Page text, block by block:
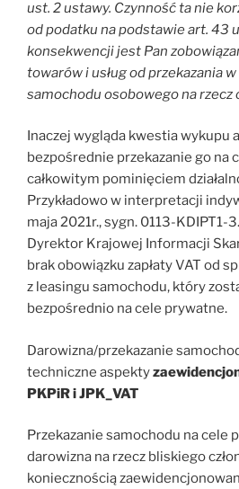
ust. 2 ustawy. Czynność ta nie
od podatku na podstawie art. 43
konsekwencji jest Pan
towarów i usług od przekazania
samochodu osobowego na rzecz
Inaczej wygląda kwestia wykupu
bezpośrednie przekazanie go na
całkowitym pominięciem
Przykładowo w interpretacji
maja 2021r., sygn. 0113-KDIPT1-
Dyrektor Krajowej Informacji
brak obowiązku zapłaty VAT od
z leasingu samochodu, który
bezpośrednio na cele prywatne.
Darowizna/przekazanie
techniczne aspekty
PKPiR i JPK_VAT
Przekazanie samochodu na cele
darowizna na rzecz bliskiego
koniecznością